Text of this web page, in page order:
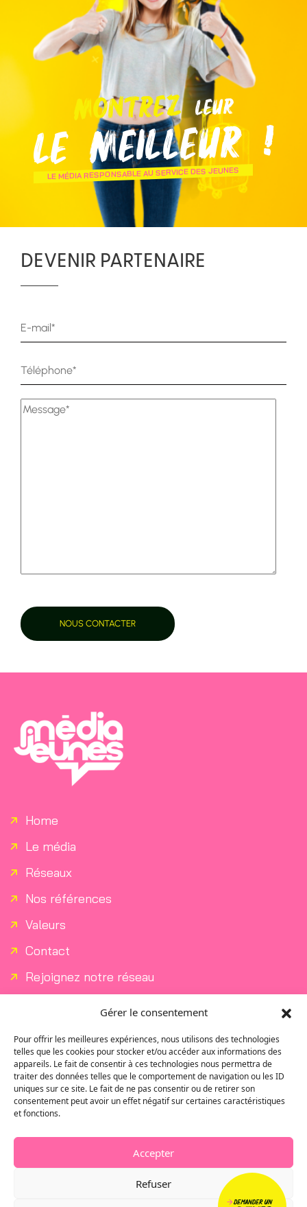
Gérer le consentement
Pour offrir les meilleures expériences, nous utilisons des technologies
telles que les cookies pour stocker et/ou accéder aux informations des
appareils. Le fait de consentir à ces technologies nous permettra de
traiter des données telles que le comportement de navigation ou les ID
uniques sur ce site. Le fait de ne pas consentir ou de retirer son
consentement peut avoir un effet négatif sur certaines caractéristiques
et fonctions.
Accepter
Refuser
MONTREZLEUR
LE MEILLEUR !
LE MÉDIA RESPONSABLE AU SERVICE DES JEUNES
DEVENIR PARTENAIRE
Home
Le média
Réseaux
Nos références
Valeurs
Contact
Rejoignez notre réseau
CONTACT COMMERCIAL
M : 06 35 45 22 10
E : direction@media-jeunes.fr
CONTACT TECHNIQUE
M : 06 50 74 74 61